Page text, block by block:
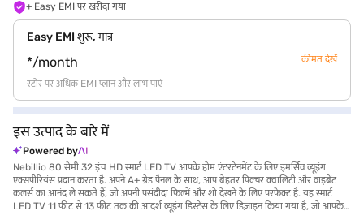
+ Easy EMI पर खरीदा गया
Easy EMI शुरू, मात्र
*/month कीमत देखें
स्टोर पर अधिक EMI प्लान और लाभ पाएं
इस उत्पाद के बारे में
Powered by
Nebillio 80 सेमी 32 इंच HD स्मार्ट LED TV आपके होम एंटरटेनमेंट के लिए इमर्सिव व्यूइंग
एक्सपीरियंस प्रदान करता है. अपने A+ ग्रेड पैनल के साथ, आप बेहतर पिक्चर क्वालिटी और वाइब्रेंट
कलर्स का आनंद ले सकते हैं, जो अपनी पसंदीदा फिल्में और शो देखने के लिए परफेक्ट है. यह स्मार्ट
LED TV 11 फीट से 13 फीट तक की आदर्श व्यूइंग डिस्टेंस के लिए डिज़ाइन किया गया है, जो आपके